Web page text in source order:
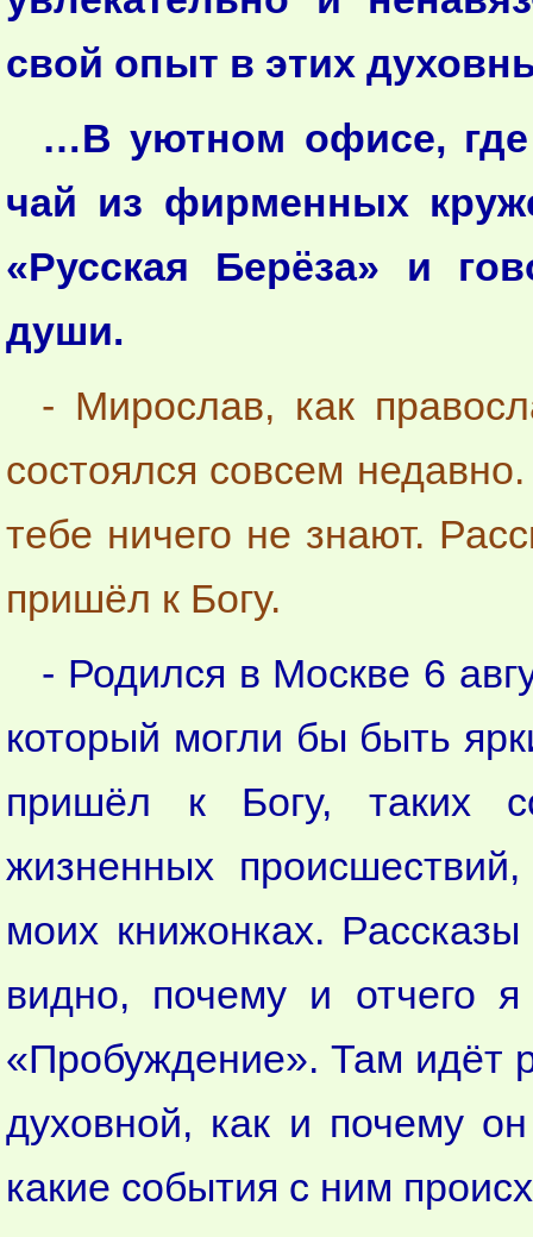
свой опыт в этих
…В уютном офисе,
чай из фирменных
«Русская Берёза» и
души.
- Мирослав, как
состоялся совсем
тебе ничего не знают.
пришёл к Богу.
- Родился в Москве 6
который могли бы быть
пришёл к Богу, таких
жизненных
моих книжонках.
видно, почему и отчего
«Пробуждение». Там идёт
духовной, как и почему
какие события с ним